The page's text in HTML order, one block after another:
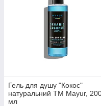
Гель для душу "Кокос"
натуральний TM Mayur,
мл